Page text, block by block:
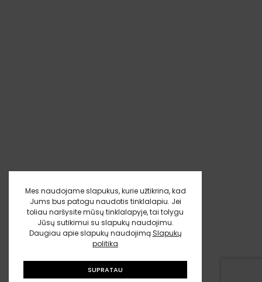
Mes naudojame slapukus, kurie užtikrina, kad
Jums bus patogu naudotis tinklalapiu. Jei
toliau naršysite mūsų tinklalapyje, tai tolygu
Jūsų sutikimui su slapukų naudojimu.
Daugiau apie slapukų naudojimąSlapukų
politika
SUPRATAU